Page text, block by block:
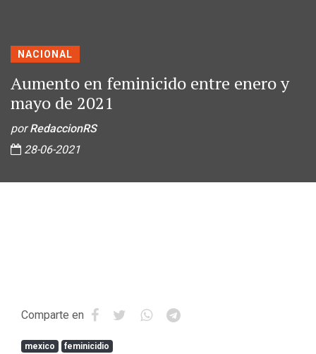
NACIONAL
Aumento en feminicido entre enero y
mayo de 2021
porRedaccionRS
28-06-2021
Comparte en
mexico feminicidio